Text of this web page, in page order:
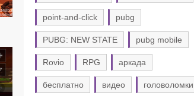
point-and-click pubg
PUBG: NEW STATE pubg mobile
Rovio RPG аркада
бесплатно видео головоломки